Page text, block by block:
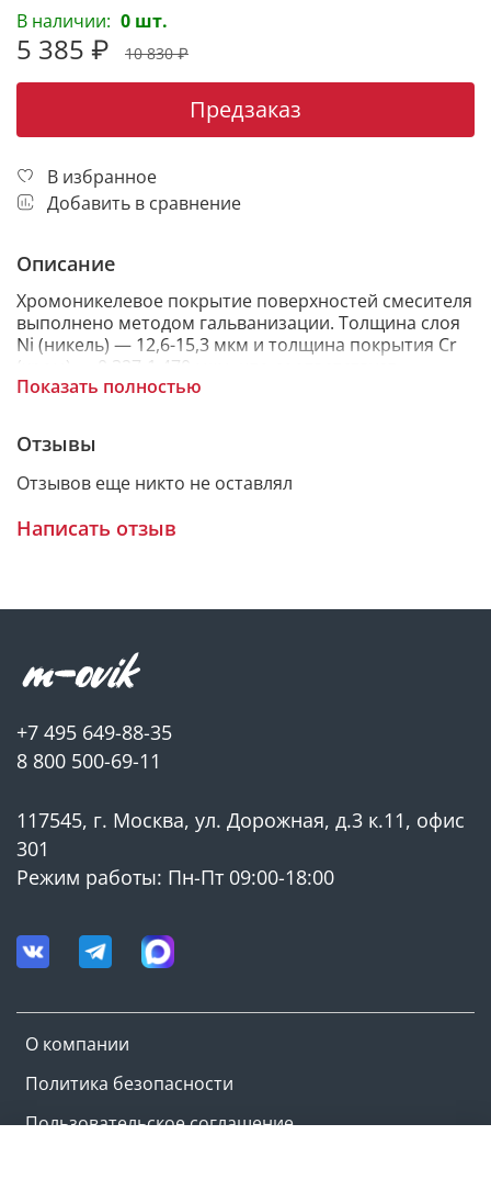
В наличии: 0 шт.
5 385 ₽ 10 830 ₽
Предзаказ
В избранное
Добавить в сравнение
Описание
Хромоникелевое покрытие поверхностей смесителя
выполнено методом гальванизации. Толщина слоя
Ni (никель) — 12,6-15,3 мкм и толщина покрытия Cr
(хром) — 0,327-1,470 мкм, что соответствует
требованиям международного стандарта EN248.
интерьеров и типов ванных комнат.
Аэратор данного смесителя изготовлен из пластика,
что предотвращает образования ржавчины и
известкового налета.
Показать полностью
Отзывы
Отзывов еще никто не оставлял
Написать отзыв
О компании
Политика безопасности
Пользовательское соглашение
+7 495 649-88-35
8 800 500-69-11
117545, г. Москва, ул. Дорожная, д.3 к.11, офис
301
Режим работы: Пн-Пт 09:00-18:00